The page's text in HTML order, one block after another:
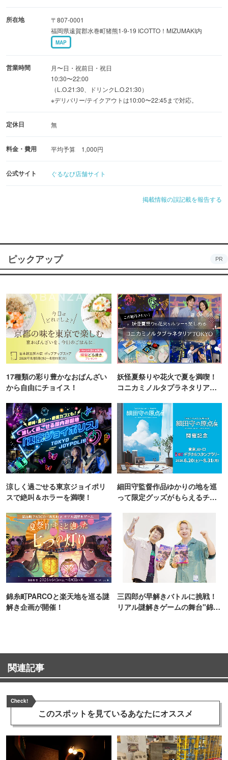
仲間との特別な時間には、3時間たっぷり楽しめる食べ飲
み放題コースがおすすめ！
お昼の10時30分から22時まで営業しておりますので、
公園でたっぷり遊んだ後、ランチにも、早めの夕食にも、
お好きな時間にご利用いただけます。
どうぞお気軽にお立ち寄りください。
所在地
〒807-0001
福岡県遠賀郡水巻町猪熊1-9-19 ICOTTO！MIZUMAKI内
MAP
営業時間
月〜日・祝前日・祝日
10:30〜22:00
（L.O.21:30、ドリンクL.O.21:30）
※デリバリー/テイクアウトは10:00〜22:45まで対応。
定休日 無
料金・費用 平均予算 1,000円
公式サイト ぐるなび店舗サイト
掲載情報の誤記載を報告する
ピックアップ PR
17種類の彩り豊かなおばんざい
から自由にチョイス！
妖怪夏祭りや花火で夏を満喫！
コニカミノルタプラネタリア
涼しく過ごせる東京ジョイポリ
スで絶叫＆ホラーを満喫！
細田守監督作品ゆかりの地を巡
って限定グッズがもらえるチャ
錦糸町PARCOと楽天地を巡る謎
解き企画が開催！
三四郎が早解きバトルに挑戦！
リアル謎解きゲームの舞台"錦糸
関連記事
Check!
このスポットを見ているあなたにオススメ